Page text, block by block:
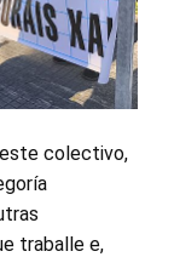
colectivo,
traballe e,